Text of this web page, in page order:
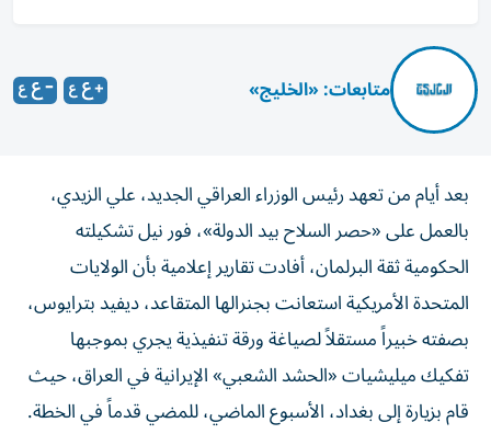
متابعات: «الخليج»
بعد أيام من تعهد رئيس الوزراء العراقي الجديد، علي الزيدي،
بالعمل على «حصر السلاح بيد الدولة»، فور نيل تشكيلته
الحكومية ثقة البرلمان، أفادت تقارير إعلامية بأن الولايات
المتحدة الأمريكية استعانت بجنرالها المتقاعد، ديفيد بترايوس،
بصفته خبيراً مستقلاً لصياغة ورقة تنفيذية يجري بموجبها
تفكيك ميليشيات «الحشد الشعبي» الإيرانية في العراق، حيث
قام بزيارة إلى بغداد، الأسبوع الماضي، للمضي قدماً في الخطة.